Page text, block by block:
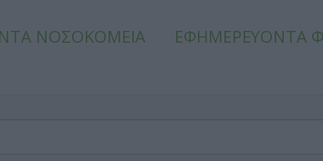
ΝΟΣΟΚΟΜΕΙΑ ΕΦΗΜΕΡΕΥΟΝΤΑ